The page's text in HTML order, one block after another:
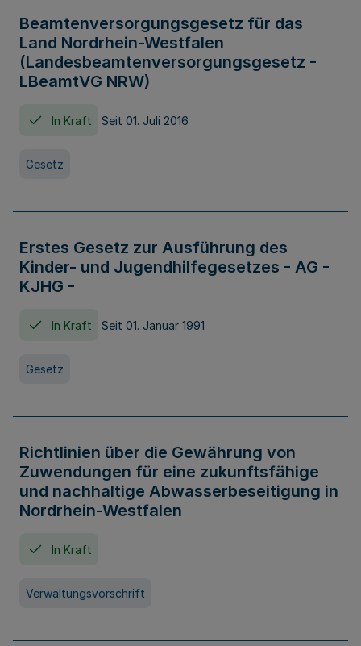
Beamtenversorgungsgesetz für das
Land Nordrhein-Westfalen
(Landesbeamtenversorgungsgesetz -
LBeamtVG NRW)
In Kraft Seit 01. Juli 2016
Gesetz
Erstes Gesetz zur Ausführung des
Kinder- und Jugendhilfegesetzes - AG -
KJHG -
In Kraft Seit 01. Januar 1991
Gesetz
Richtlinien über die Gewährung von
Zuwendungen für eine zukunftsfähige
und nachhaltige Abwasserbeseitigung in
Nordrhein-Westfalen
In Kraft
Verwaltungsvorschrift